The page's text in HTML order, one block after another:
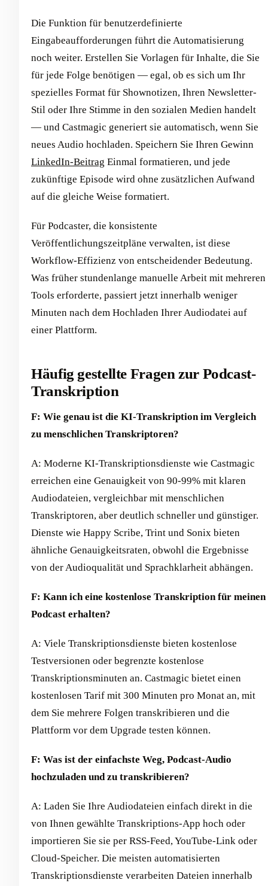
Die Funktion für benutzerdefinierte
Eingabeaufforderungen führt die Automatisierung
noch weiter. Erstellen Sie Vorlagen für Inhalte, die Sie
für jede Folge benötigen — egal, ob es sich um Ihr
spezielles Format für Shownotizen, Ihren Newsletter-
Stil oder Ihre Stimme in den sozialen Medien handelt
— und Castmagic generiert sie automatisch, wenn Sie
neues Audio hochladen. Speichern Sie Ihren Gewinn
LinkedIn-Beitrag Einmal formatieren, und jede
zukünftige Episode wird ohne zusätzlichen Aufwand
auf die gleiche Weise formatiert.
Für Podcaster, die konsistente
Veröffentlichungszeitpläne verwalten, ist diese
Workflow-Effizienz von entscheidender Bedeutung.
Was früher stundenlange manuelle Arbeit mit mehreren
Tools erforderte, passiert jetzt innerhalb weniger
Minuten nach dem Hochladen Ihrer Audiodatei auf
einer Plattform.
Häufig gestellte Fragen zur Podcast-
Transkription
F: Wie genau ist die KI-Transkription im Vergleich
zu menschlichen Transkriptoren?
A: Moderne KI-Transkriptionsdienste wie Castmagic
erreichen eine Genauigkeit von 90-99% mit klaren
Audiodateien, vergleichbar mit menschlichen
Transkriptoren, aber deutlich schneller und günstiger.
Dienste wie Happy Scribe, Trint und Sonix bieten
ähnliche Genauigkeitsraten, obwohl die Ergebnisse
von der Audioqualität und Sprachklarheit abhängen.
F: Kann ich eine kostenlose Transkription für meinen
Podcast erhalten?
A: Viele Transkriptionsdienste bieten kostenlose
Testversionen oder begrenzte kostenlose
Transkriptionsminuten an. Castmagic bietet einen
kostenlosen Tarif mit 300 Minuten pro Monat an, mit
dem Sie mehrere Folgen transkribieren und die
Plattform vor dem Upgrade testen können.
F: Was ist der einfachste Weg, Podcast-Audio
hochzuladen und zu transkribieren?
A: Laden Sie Ihre Audiodateien einfach direkt in die
von Ihnen gewählte Transkriptions-App hoch oder
importieren Sie sie per RSS-Feed, YouTube-Link oder
Cloud-Speicher. Die meisten automatisierten
Transkriptionsdienste verarbeiten Dateien innerhalb